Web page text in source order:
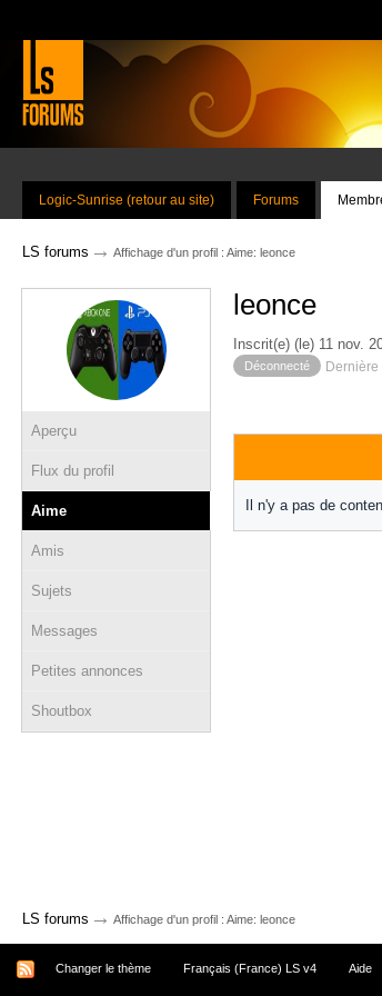
Logic-Sunrise (retour au site) Forums
LS forums → Affichage d'un profil : Aime: leonce
Aperçu
Flux du profil
Aime
Amis
Sujets
Messages
Petites annonces
Shoutbox
leonce
Inscrit(e) (le) 11 nov.
Déconnecté Dernière
Il n'y a pas de
LS forums → Affichage d'un profil : Aime: leonce
Changer le thème Français (France) LS v4 Aide